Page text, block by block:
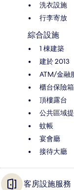
洗衣設施
行李寄放
綜合設施
1 棟建築
建於 2013
ATM/金融
櫃台保險箱
頂樓露台
公共區域
蚊帳
宴會廳
接待大廳
客房設施服務